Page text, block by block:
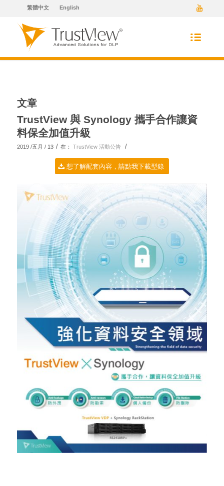
繁體中文 English
文章
TrustView 與 Synology 攜手合作讓資
料保全加值升級
2019 /五月 / 13 / 在： TrustView 活動公告 /
想了解配套內容，請點我下載型錄